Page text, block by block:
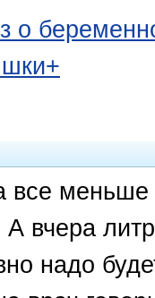
о
все
А вчера
надо